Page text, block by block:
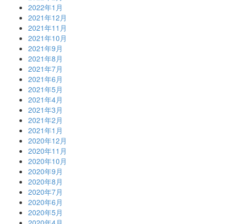
2022年1月
2021年12月
2021年11月
2021年10月
2021年9月
2021年8月
2021年7月
2021年6月
2021年5月
2021年4月
2021年3月
2021年2月
2021年1月
2020年12月
2020年11月
2020年10月
2020年9月
2020年8月
2020年7月
2020年6月
2020年5月